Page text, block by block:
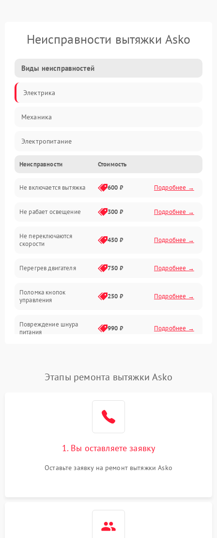
Неисправности вытяжки Asko
Виды неисправностей
Электрика
Механика
Электропитание
Вентиляция
Освещение
Механические повреждения
Электроника
Неисправности Стоимость
Не включается вытяжка 600 ₽ Подробнее →
Не рабает освещение 300 ₽ Подробнее →
Не переключаются
скорости
450 ₽ Подробнее →
Перегрев двигателя 750 ₽ Подробнее →
Поломка кнопок
управления
250 ₽ Подробнее →
Повреждение шнура
питания
990 ₽ Подробнее →
1000 ₽
Этапы ремонта вытяжки Asko
1. Вы оставляете заявку
Оставьте заявку на ремонт вытяжки Asko